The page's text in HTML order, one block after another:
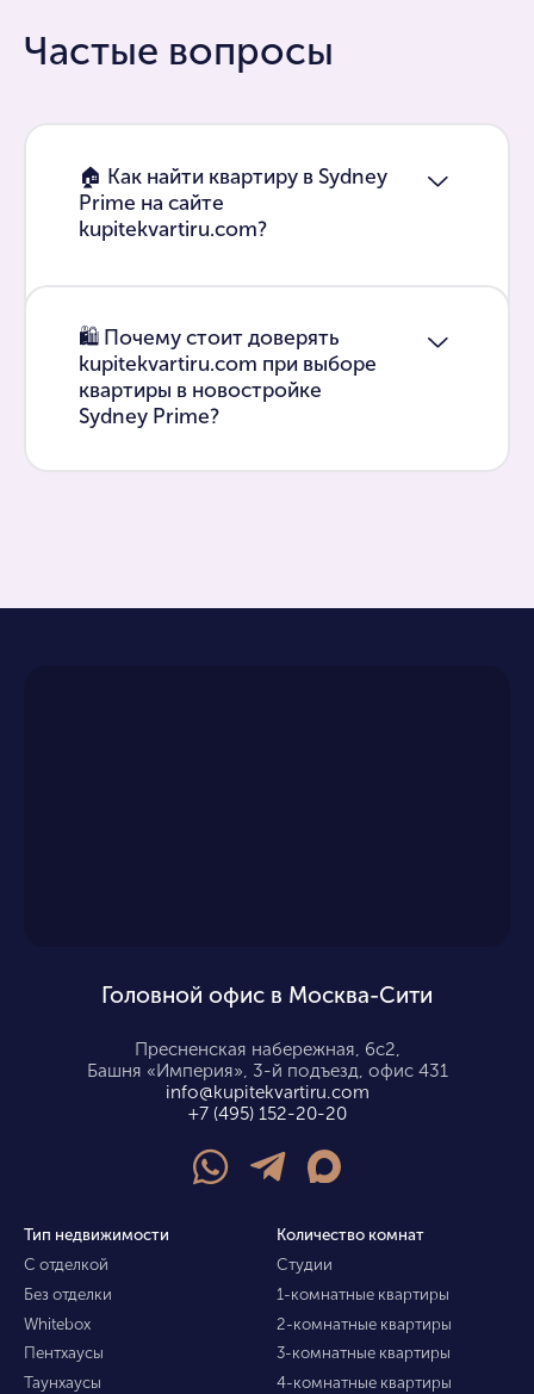
Частые вопросы
🏠 Как найти квартиру в Sydney
Prime на сайте
kupitekvartiru.com?
🛍 Почему стоит доверять
kupitekvartiru.com при выборе
квартиры в новостройке
Sydney Prime?
Головной офис в Москва-Сити
Пресненская набережная, 6с2,
Башня «Империя», 3-й подъезд, офис 431
info@kupitekvartiru.com
+7 (495) 152-20-20
Тип недвижимости
С отделкой
Без отделки
Whitebox
Пентхаусы
Таунхаусы
Количество комнат
Студии
1-комнатные квартиры
2-комнатные квартиры
3-комнатные квартиры
4-комнатные квартиры